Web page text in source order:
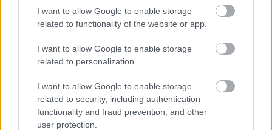
I want to allow Google to enable storage
related to functionality of the website or app.
I want to allow Google to enable storage
related to personalization.
I want to allow Google to enable storage
related to security, including authentication
functionality and fraud prevention, and other
user protection.
https://kulturpart.hu/api/trackback/id/7859380
Kommentek:
értelmében felhasználói tartalomnak
szolgáltatás technikai
üzemeltetője semmilyen felelősséget
nem vállal, azokat nem ellenőrzi. Kifogás esetén forduljon a blog szerkesztőjéhez.
Felhasználási feltételekben